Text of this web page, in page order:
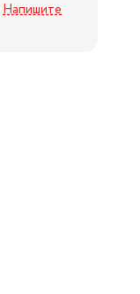
Напишите